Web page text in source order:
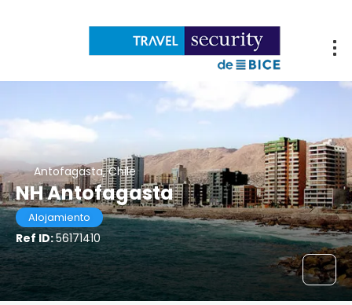
Antofagasta, Chile
NH Antofagasta
Alojamiento
Ref ID:56171410